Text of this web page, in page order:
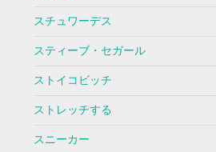
スチュワーデス
スティーブ・セガール
ストイコビッチ
ストレッチする
スニーカー